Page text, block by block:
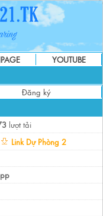
YOUTUBE
Đăng ký
lượt tải
Link Dự Phòng 2